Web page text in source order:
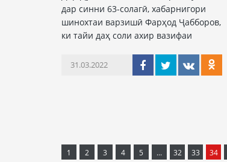
дар синни 63-солагӣ, хабарнигори
шинохтаи варзишӣ Фарҳод Ҷабборов,
ки тайи даҳ соли ахир вазифаи
31.03.2022
1 2 3 4 5 ... 32 33 34